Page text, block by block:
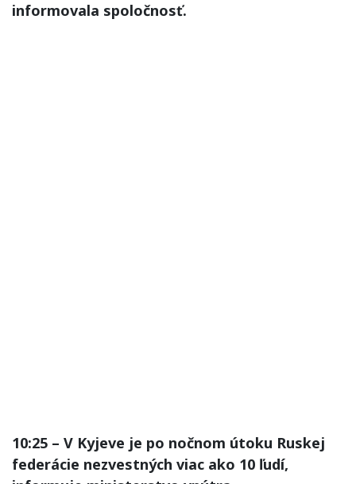
informovala spoločnosť.
10:25 – V Kyjeve je po nočnom útoku Ruskej
federácie nezvestných viac ako 10 ľudí,